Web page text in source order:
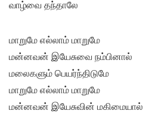
வாழ்வை தந்தாலே
மாறுமே எல்லாம் மாறுமே
மன்னவன் இயேசுவை நம்பினால்
மலைகளும் பெயர்ந்திடுமே
மாறுமே எல்லாம் மாறுமே
மன்னவன் இயேசுவின் மகிமையால்